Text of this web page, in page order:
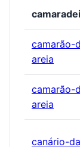
camarão-
areia
camarão-
areia
canário-